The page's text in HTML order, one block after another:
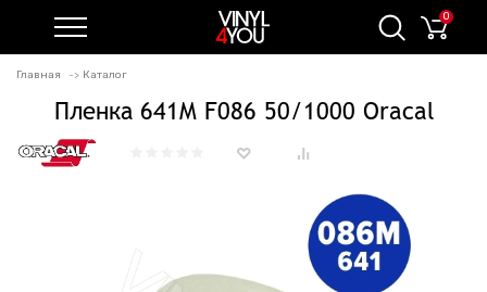
0
Главная Каталог
Пленка 641M F086 50/1000 Oracal